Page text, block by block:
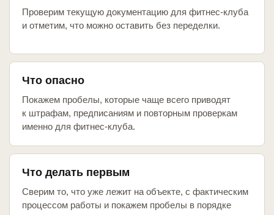
Проверим текущую документацию для фитнес-клуба
и отметим, что можно оставить без переделки.
Что опасно
Покажем пробелы, которые чаще всего приводят
к штрафам, предписаниям и повторным проверкам
именно для фитнес-клуба.
Что делать первым
Сверим то, что уже лежит на объекте, с фактическим
процессом работы и покажем пробелы в порядке